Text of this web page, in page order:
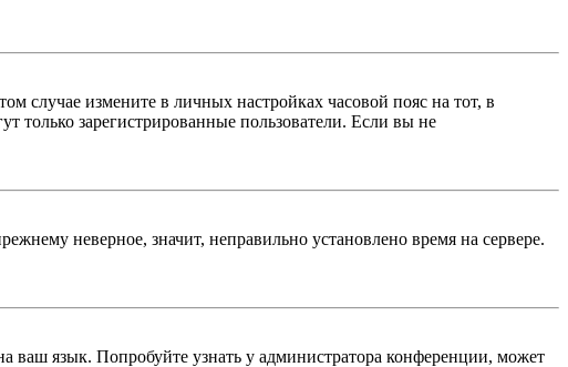
случае измените в личных настройках часовой пояс на тот, в
только зарегистрированные пользователи. Если вы не
неверное, значит, неправильно установлено время на сервере.
ваш язык. Попробуйте узнать у администратора конференции, может